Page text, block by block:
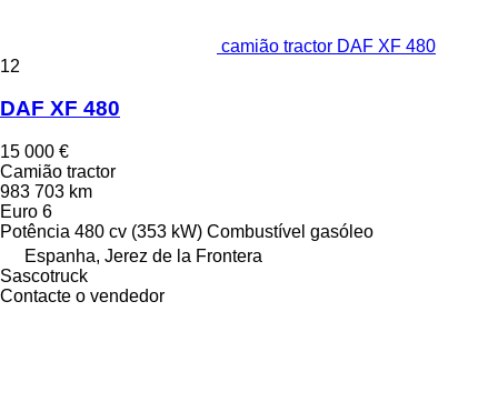
camião tractor DAF XF 480
12
DAF XF 480
15 000 €
Camião tractor
983 703 km
Euro 6
Potência 480 cv (353 kW) Combustível gasóleo
Espanha, Jerez de la Frontera
Sascotruck
Contacte o vendedor